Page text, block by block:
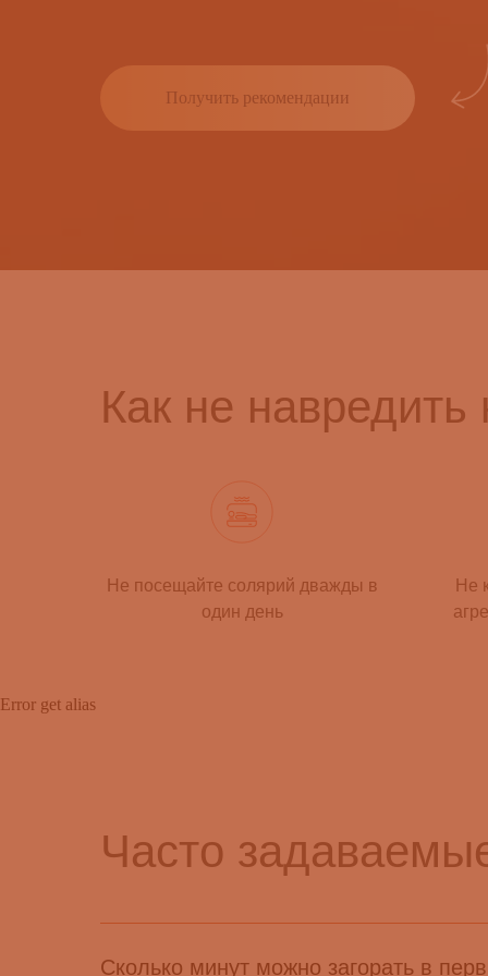
Получить рекомендации
Как не
Не посещайте солярий дважды в
один день
Не
Error get alias
Часто
Сколько минут можно загорать в